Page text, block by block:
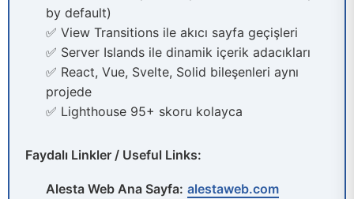
by default)
✅ View Transitions ile akıcı sayfa geçişleri
✅ Server Islands ile dinamik içerik adacıkları
✅ React, Vue, Svelte, Solid bileşenleri aynı
projede
✅ Lighthouse 95+ skoru kolayca
Faydalı Linkler / Useful Links:
Alesta Web Ana Sayfa: alestaweb.com